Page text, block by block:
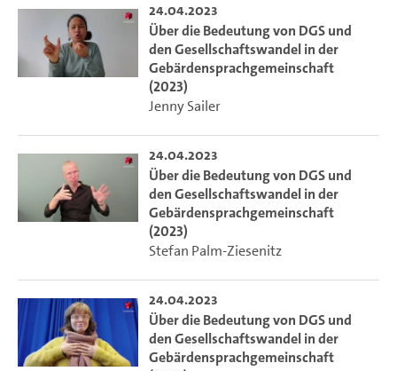
24.04.2023
Über die Bedeutung von DGS und
den Gesellschaftswandel in der
Gebärdensprachgemeinschaft
(2023)
Jenny Sailer
24.04.2023
Über die Bedeutung von DGS und
den Gesellschaftswandel in der
Gebärdensprachgemeinschaft
(2023)
Stefan Palm-Ziesenitz
24.04.2023
Über die Bedeutung von DGS und
den Gesellschaftswandel in der
Gebärdensprachgemeinschaft